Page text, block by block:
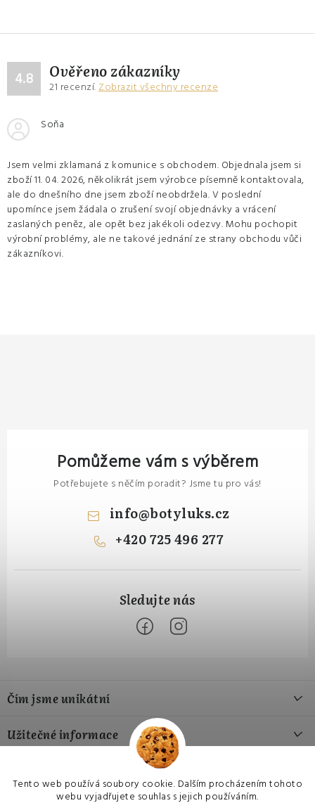
Tento web používá soubory cookie. Dalším procházením tohoto
webu vyjadřujete souhlas s jejich používáním.
4.8 Ověřeno zákazníky
21 recenzí. Zobrazit všechny recenze
Soňa
Jsem velmi zklamaná z komunice s obchodem. Objednala jsem si
zboží 11. 04. 2026, několikrát jsem výrobce písemně kontaktovala,
ale do dnešního dne jsem zboží neobdržela. V poslední
upomínce jsem žádala o zrušení svojí objednávky a vrácení
zaslaných peněz, ale opět bez jakékoli odezvy. Mohu pochopit
výrobní problémy, ale ne takové jednání ze strany obchodu vůči
zákazníkovi.
Pomůžeme vám s výběrem
Potřebujete s něčím poradit? Jsme tu pro vás!
info@botyluks.cz
+420 725 496 277
á
p
a
t
Čím jsme unikátní
Náš příběh
Užitečné informace
Jak si vybrat správnou velikost
Hodnocení obchodu
Czech EU USA